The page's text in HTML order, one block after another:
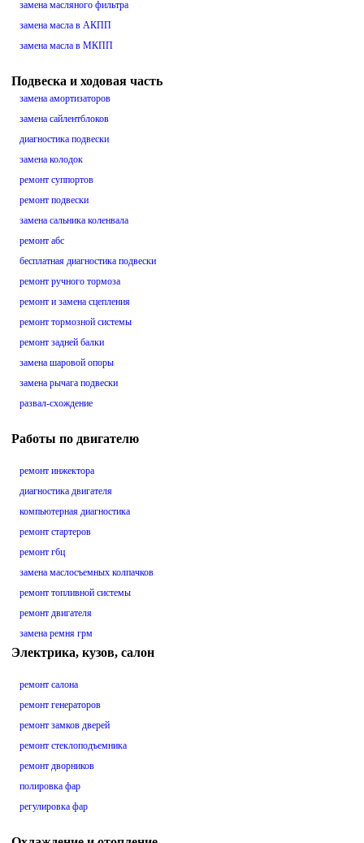
замена масляного фильтра
замена масла в АКПП
замена масла в МКПП
Подвеска и ходовая часть
замена амортизаторов
замена сайлентблоков
диагностика подвески
замена колодок
ремонт суппортов
ремонт подвески
замена сальника коленвала
ремонт абс
бесплатная диагностика подвески
ремонт ручного тормоза
ремонт и замена сцепления
ремонт тормозной системы
ремонт задней балки
замена шаровой опоры
замена рычага подвески
развал-схождение
Работы по двигателю
ремонт инжектора
диагностика двигателя
компьютерная диагностика
ремонт стартеров
ремонт гбц
замена маслосъемных колпачков
ремонт топливной системы
ремонт двигателя
замена ремня грм
Электрика, кузов, салон
ремонт салона
ремонт генераторов
ремонт замков дверей
ремонт стеклоподъемника
ремонт дворников
полировка фар
регулировка фар